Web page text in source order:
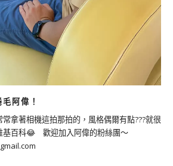
阿偉！
拿著相機這拍那拍的，風格偶爾有點???就很
基百科😂 歡迎加入阿偉的粉絲團～